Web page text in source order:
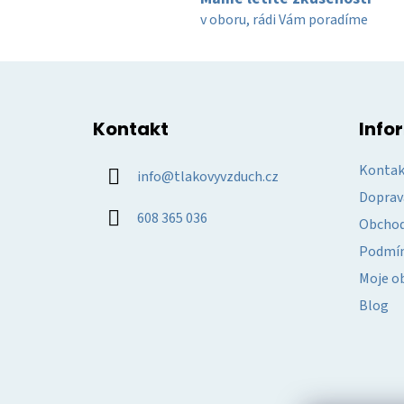
v oboru, rádi Vám poradíme
Kontakt
info@tlakovyvzduch.cz
608 365 036
Moje
Blog